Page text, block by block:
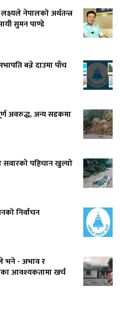
नेपालको अर्थतन्त्र
सुमन पाण्डे
बन्ने दाउमा पाँच
अवरुद्ध, अन्य सडकमा
पहिचान खुल्यो
निर्वाचन
भने - अभाव र
आवश्यकतामा खर्च